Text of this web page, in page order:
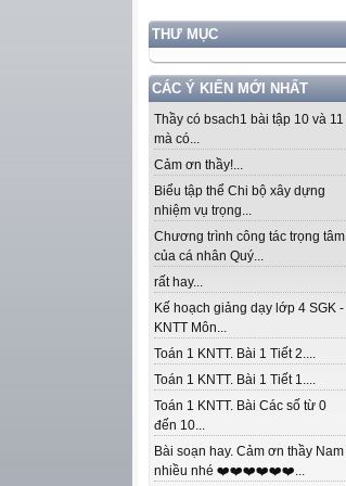
THƯ MỤC
CÁC Ý KIẾN MỚI NHẤT
Thầy có bsach1 bài tập 10 và 11
mà có...
Cảm ơn thầy!...
Biểu tập thể Chi bộ xây dựng
nhiệm vụ trọng...
Chương trình công tác trọng tâm
của cá nhân Quý...
rất hay...
Kế hoạch giảng dạy lớp 4 SGK -
KNTT Môn...
Toán 1 KNTT. Bài 1 Tiết 2....
Toán 1 KNTT. Bài 1 Tiết 1....
Toán 1 KNTT. Bài Các số từ 0
đến 10...
Bài soạn hay. Cảm ơn thầy Nam
nhiều nhé ❤️❤️❤️❤️❤️❤️...